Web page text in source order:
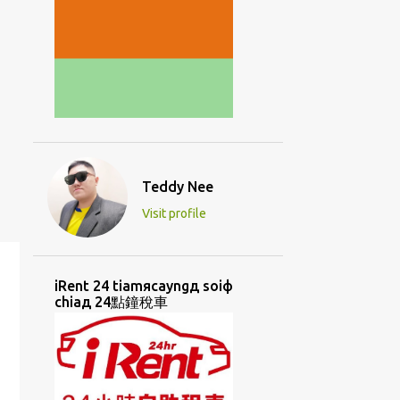
Teddy Nee
Visit profile
iRent 24 tiamяcayngд soiф
chiaд 24點鐘稅車